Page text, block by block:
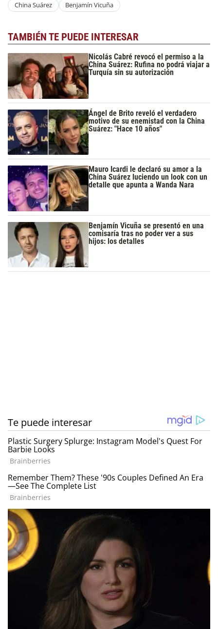
China Suárez Benjamín Vicuña
TAMBIÉN TE PUEDE INTERESAR
Nicolás Cabré revocó el permiso a la
China Suárez: Rufina no podrá viajar a
Turquía sin su autorización
Ángel de Brito reveló el verdadero
motivo de su enemistad con la China
Suárez: "Hace 10 años"
Mauro Icardi le declaró su amor a la
China Suárez luciendo un look con un
detalle que apunta a Wanda Nara
Benjamín Vicuña se presentó en una
comisaría tras no poder ver a sus
hijos: los detalles